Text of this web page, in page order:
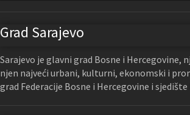
Grad Sarajevo
Sarajevo je glavni grad Bosne i Hercegovine,
njen najveći urbani, kulturni, ekonomski i
grad Federacije Bosne i Hercegovine i